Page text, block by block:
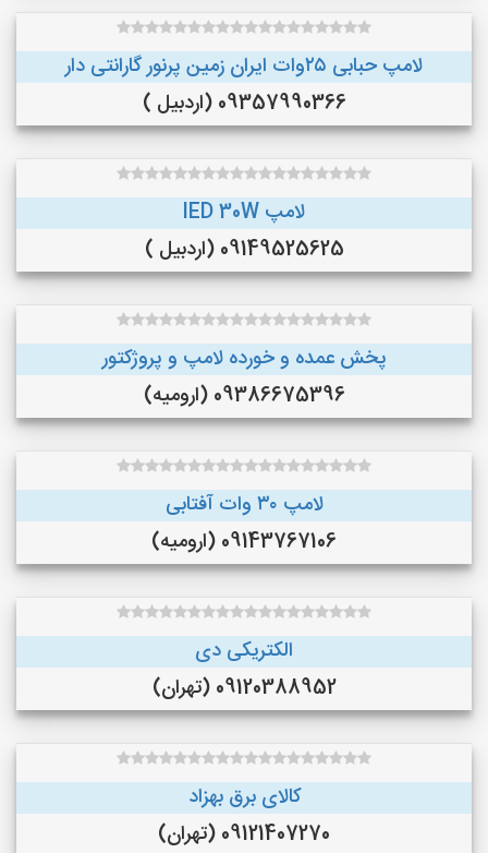
لامپ حبابی ۲۵وات ایران زمین پرنور گارانتی دار
09357990366 (اردبیل )
لامپ lED 30W
09149525625 (اردبیل )
پخش عمده و خورده لامپ و پروژکتور
09386675396 (ارومیه)
لامپ ۳۰ وات آفتابی
09143767106 (ارومیه)
الکتریکی دی
09120388952 (تهران)
کالای برق بهزاد
09121407270 (تهران)